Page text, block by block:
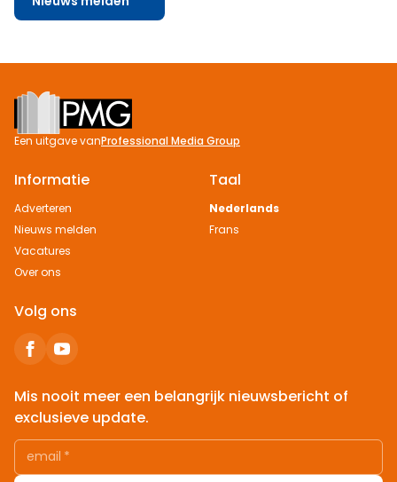
Footer
Een uitgave vanProfessional Media Group
Informatie
Adverteren
Nieuws melden
Vacatures
Over ons
Taal
Nederlands
Frans
Volg ons
Mis nooit meer een belangrijk nieuwsbericht of
exclusieve update.
email *